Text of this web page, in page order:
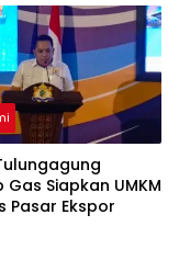
Gas Siapkan UMKM
Pasar Ekspor